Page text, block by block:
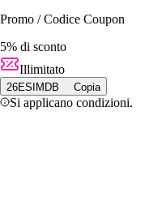
Promo / Codice Coupon
5% di sconto
Illimitato
26ESIMDB Copia
Si applicano condizioni.